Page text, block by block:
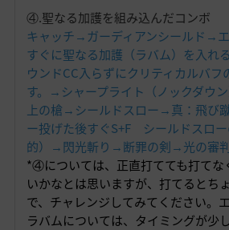
④.聖なる加護を組み込んだコンボ
キャッチ→ガーディアンシールド→
すぐに聖なる加護（ラバム）を入れ
ウンドCC入らずにクリティカルバフ
す。→シャープライト（ノックダウ
上の槍→シールドスロー→真：飛び
ー投げた後すぐS+F シールドスロ
的）→閃光斬り→断罪の剣→光の審
*④については、正直打てても打てな
いかなとは思いますが、打てるとち
で、チャレンジしてみてください。
ラバムについては、タイミングが少